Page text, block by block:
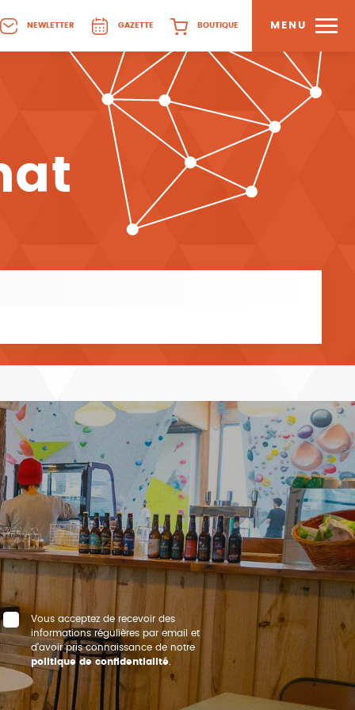
NEWLETTER GAZETTE BOUTIQUE MENU
Vous acceptez de recevoir des
informations régulières par email et
d’avoir pris connaissance de notre
politique de confidentialité.